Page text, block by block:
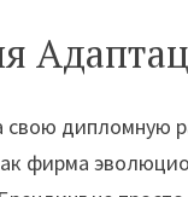
свою дипломную
фирма